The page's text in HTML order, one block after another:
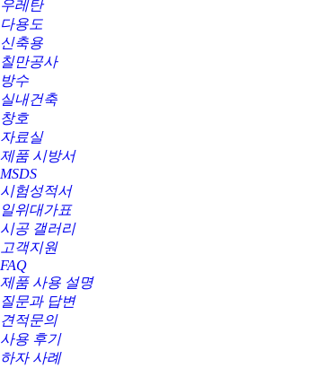
우레탄
다용도
신축용
칠만공사
방수
실내건축
창호
자료실
제품 시방서
MSDS
시험성적서
일위대가표
시공 갤러리
고객지원
FAQ
제품 사용 설명
질문과 답변
견적문의
사용 후기
하자 사례